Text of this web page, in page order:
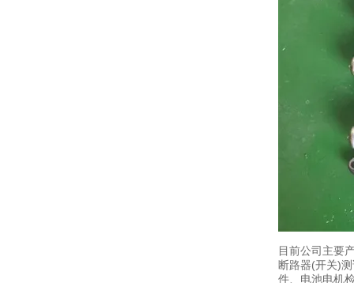
目前公司主要
断路器(开关)
件、电池电机